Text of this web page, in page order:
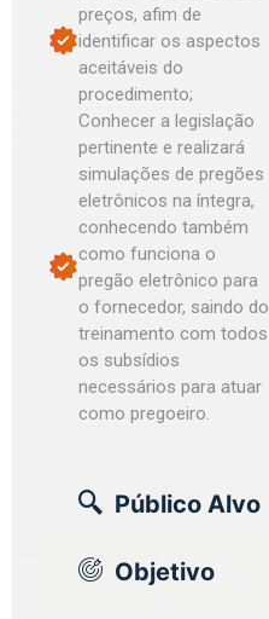
preços, afim de
identificar os aspectos
aceitáveis do
procedimento;
Conhecer a legislação
pertinente e realizará
simulações de pregões
eletrônicos na íntegra,
conhecendo também
como funciona o
pregão eletrônico para
o fornecedor, saindo do
treinamento com todos
os subsídios
necessários para atuar
como pregoeiro.
Público Alvo
Objetivo